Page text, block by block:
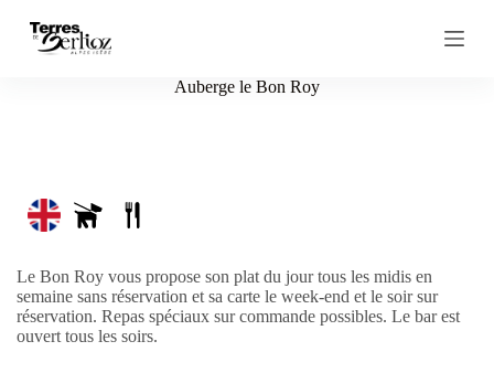
P
n
n
u
Auberge le Bon Roy
Le Bon Roy vous propose son plat du jour tous les midis en
semaine sans réservation et sa carte le week-end et le soir sur
réservation. Repas spéciaux sur commande possibles. Le bar est
ouvert tous les soirs.